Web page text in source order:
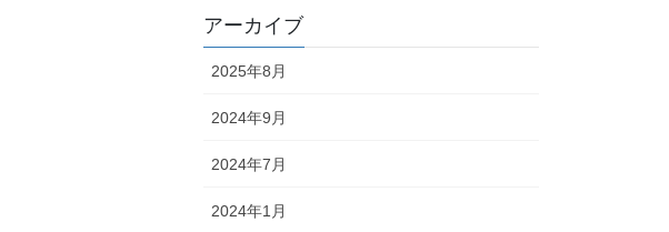
アーカイブ
2025年8月
2024年9月
2024年7月
2024年1月